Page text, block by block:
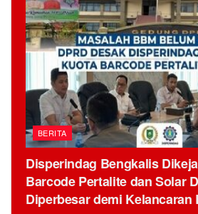
BERITA
Disperindag Bengkalis
Barcode Pertalite dan Solar
Diperbesar demi Kelancaran